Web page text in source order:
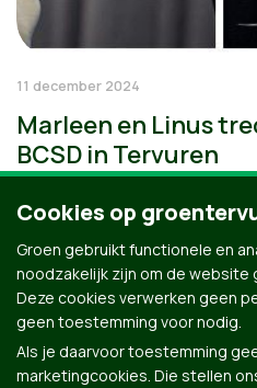
11 december 2024
Marleen en Linus
BCSD in Tervuren
Cookies op
Groen gebruikt functionele en
noodzakelijk zijn om de
Deze cookies verwerken geen
geen toestemming voor nodig.
Als je daarvoor toestemming
marketingcookies. Die stellen